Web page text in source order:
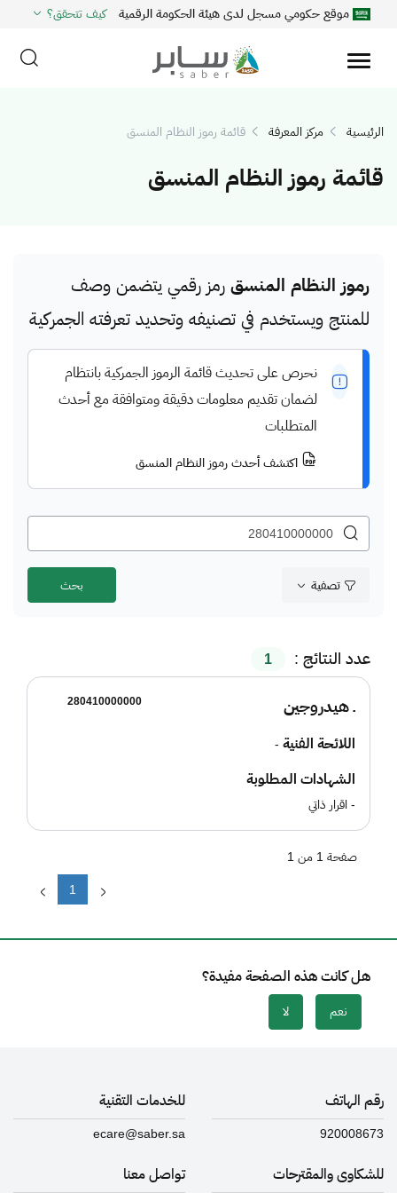
موقع حكومي مسجل لدى هيئة الحكومة الرقمية كيف تتحقق؟
الرئيسية مركز المعرفة قائمة رموز النظام المنسق
قائمة رموز النظام المنسق
رموز النظام المنسق رمز رقمي يتضمن وصف
للمنتج ويستخدم في تصنيفه وتحديد تعرفته الجمركية
نحرص على تحديث قائمة الرموز الجمركية بانتظام
لضمان تقديم معلومات دقيقة ومتوافقة مع أحدث
المتطلبات
اكتشف أحدث رموز النظام المنسق
تصفية
عدد النتائج : 1
280410000000 ـ هيدروجين
اللائحة الفنية -
الشهادات المطلوبة
- اقرار ذاتي
1
صفحة 1 من 1
هل كانت هذه الصفحة مفيدة؟
نعم لا
رقم الهاتف
920008673
للخدمات التقنية
ecare@saber.sa
للشكاوى والمقترحات تواصل معنا